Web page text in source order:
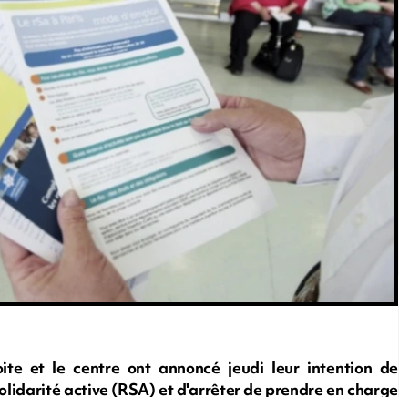
et le centre ont annoncé jeudi leur intention de
active (RSA) et d'arrêter de prendre en charge